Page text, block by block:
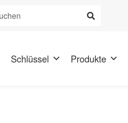
Schlüssel Produkte